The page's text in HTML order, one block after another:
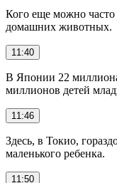
Кого еще можно часто
домашних животных.
11:40
В Японии 22
миллионов детей
11:46
Здесь, в Токио,
маленького ребенка.
11:50